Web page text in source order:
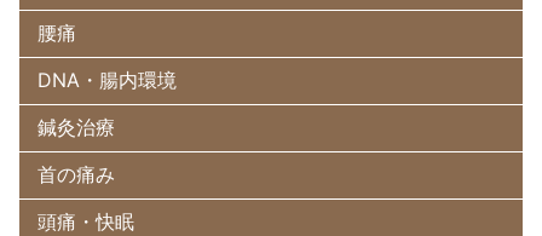
腰痛
DNA・腸内環境
鍼灸治療
首の痛み
頭痛・快眠